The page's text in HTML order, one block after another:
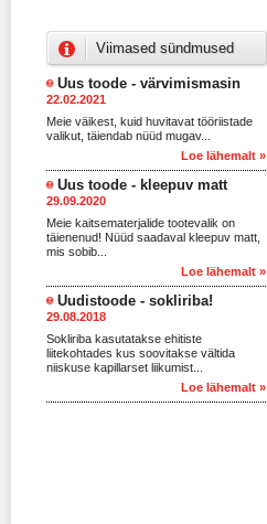
Viimased sündmused
Uus toode - värvimismasin
22.02.2021
Meie väikest, kuid huvitavat tööriistade
valikut, täiendab nüüd mugav...
Loe lähemalt »
Uus toode - kleepuv matt
29.09.2020
Meie kaitsematerjalide tootevalik on
täienenud! Nüüd saadaval kleepuv matt,
mis sobib...
Loe lähemalt »
Uudistoode - sokliriba!
29.08.2018
Sokliriba kasutatakse ehitiste
liitekohtades kus soovitakse vältida
niiskuse kapillarset liikumist...
Loe lähemalt »